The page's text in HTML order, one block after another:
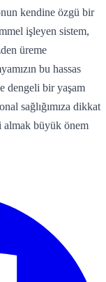
kendine özgü bir
işleyen sistem,
üreme
bu hassas
dengeli bir yaşam
sağlığımıza dikkat
almak büyük önem